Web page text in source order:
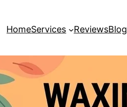
HomeServices ReviewsBlog